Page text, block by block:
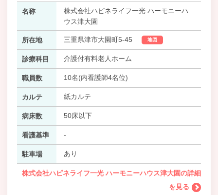
名称
株式会社ハピネライフ一光 ハーモニーハ
ウス津大園
所在地 三重県津市大園町5-45 地図
診療科目 介護付有料老人ホーム
職員数 10名(内看護師4名位)
カルテ 紙カルテ
病床数 50床以下
看護基準 -
駐車場 あり
株式会社ハピネライフ一光 ハーモニーハウス津大園の詳細
を見る